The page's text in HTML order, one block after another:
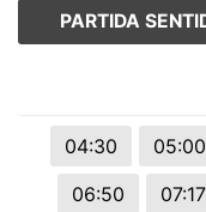
PARTIDA
04:30 05:00
06:50
07:17